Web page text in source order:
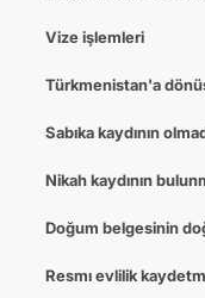
Vize işlemleri
Türkmenistan'a
Sabıka kaydının
Nikah kaydının
Doğum belgesinin
Resmı evlilik